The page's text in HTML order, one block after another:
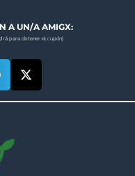
A UN/A AMIGX:
para obtener el cupón)